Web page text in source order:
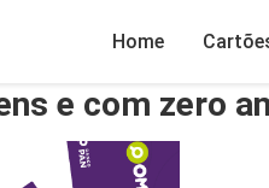
Home
e com zero